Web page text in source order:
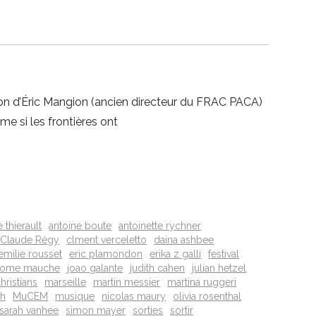
Mangion (ancien directeur du FRAC PACA)
si les frontières ont
thierault antoine boute
antoinette rychner
Claude Régy clment verceletto
daina ashbee
rousset eric plamondon erika z galli
festival
mauche joao galante judith cahen
julian hetzel
marseille martin messier
martina ruggeri
MuCEM musique nicolas maury
olivia rosenthal
sarah vanhee simon mayer sorties sortir